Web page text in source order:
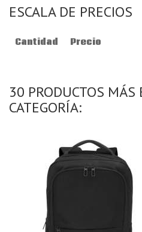
ESCALA DE PRECIOS
Cantidad Precio
30 PRODUCTOS
CATEGORÍA: